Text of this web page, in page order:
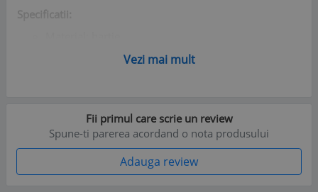
Specificatii:
Dimensiune: universala
Culoare: multicolorVezi mai mult
Fii primul care scrie un review
Spune-ti parerea acordand o nota produsului
Adauga review